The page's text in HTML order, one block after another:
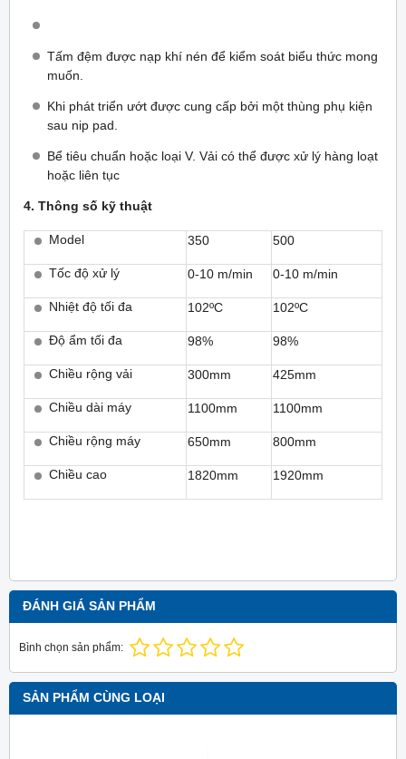
Tấm đệm được nạp khí nén để kiểm soát biểu thức mong
muốn.
Khi phát triển ướt được cung cấp bởi một thùng phụ kiện
sau nip pad.
Bể tiêu chuẩn hoặc loại V. Vải có thể được xử lý hàng loạt
hoặc liên tục
4. Thông số kỹ thuật
Model 350 500
Tốc độ xử lý 0-10 m/min 0-10 m/min
Nhiệt độ tối đa 102ºC 102ºC
Độ ẩm tối đa 98% 98%
Chiều rộng vải 300mm 425mm
Chiều dài máy 1100mm 1100mm
Chiều rộng máy 650mm 800mm
Chiều cao 1820mm 1920mm
ĐÁNH GIÁ SẢN PHẨM
Bình chọn sản phẩm:
SẢN PHẨM CÙNG LOẠI